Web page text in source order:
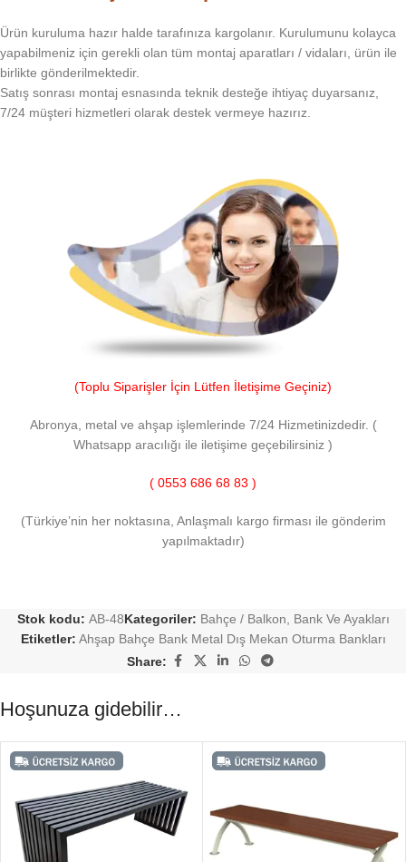
Ürün kuruluma hazır halde tarafınıza kargolanır. Kurulumunu kolayca
yapabilmeniz için gerekli olan tüm montaj aparatları / vidaları, ürün ile
birlikte gönderilmektedir.
Satış sonrası montaj esnasında teknik desteğe ihtiyaç duyarsanız,
7/24 müşteri hizmetleri olarak destek vermeye hazırız.
(Toplu Siparişler İçin Lütfen İletişime Geçiniz)
Abronya, metal ve ahşap işlemlerinde 7/24 Hizmetinizdedir. (
Whatsapp aracılığı ile iletişime geçebilirsiniz )
( 0553 686 68 83 )
(Türkiye’nin her noktasına, Anlaşmalı kargo firması ile gönderim
yapılmaktadır)
Stok kodu: AB-48Kategoriler: Bahçe / Balkon, Bank Ve Ayakları
Etiketler: Ahşap Bahçe Bank Metal Dış Mekan Oturma Bankları
Share:
Hoşunuza gidebilir…